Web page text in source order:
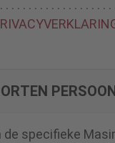
de specifieke